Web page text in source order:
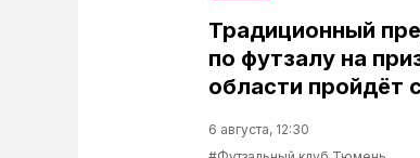
Традиционный
по футзалу на
области пройдёт
6 августа, 12:30